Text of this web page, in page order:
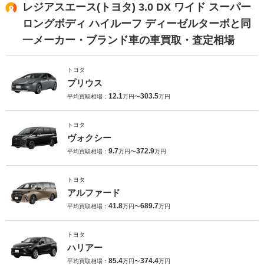
レジアスエース(トヨタ) 3.0 DX ワイド スーパー
ロングボディ ハイルーフ ディーゼルターボと同
一メーカー・ブランド車の車買取・査定相場
トヨタ
プリウス
平均買取相場： 12.1万円〜303.5万円
トヨタ
ヴォクシー
平均買取相場： 9.7万円〜372.9万円
トヨタ
アルファード
平均買取相場： 41.8万円〜689.7万円
トヨタ
ハリアー
平均買取相場： 85.4万円〜374.4万円